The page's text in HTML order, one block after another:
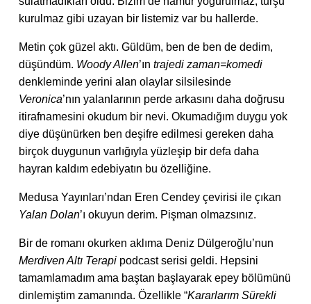
kurulmaz gibi uzayan bir listemiz var bu hallerde.
Metin çok güzel aktı. Güldüm, ben de ben de dedim,
düşündüm. Woody Allen’ın trajedi zaman=komedi
denkleminde yerini alan olaylar silsilesinde
Veronica’nın yalanlarının perde arkasını daha doğrusu
itirafnamesini okudum bir nevi. Okumadığım duygu yok
diye düşünürken ben deşifre edilmesi gereken daha
birçok duygunun varlığıyla yüzleşip bir defa daha
hayran kaldım edebiyatın bu özelliğine.
Medusa Yayınları’ndan Eren Cendey çevirisi ile çıkan
Yalan Dolan’ı okuyun derim. Pişman olmazsınız.
Bir de romanı okurken aklıma Deniz Dülgeroğlu’nun
Merdiven Altı Terapi podcast serisi geldi. Hepsini
tamamlamadım ama baştan başlayarak epey bölümünü
dinlemiştim zamanında. Özellikle “Kararlarım Sürekli